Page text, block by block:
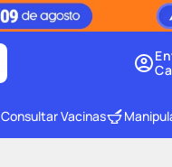
Consultar Vacinas